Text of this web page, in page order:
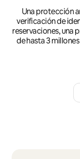
Una protección
verificación de
reservaciones, una
de hasta 3